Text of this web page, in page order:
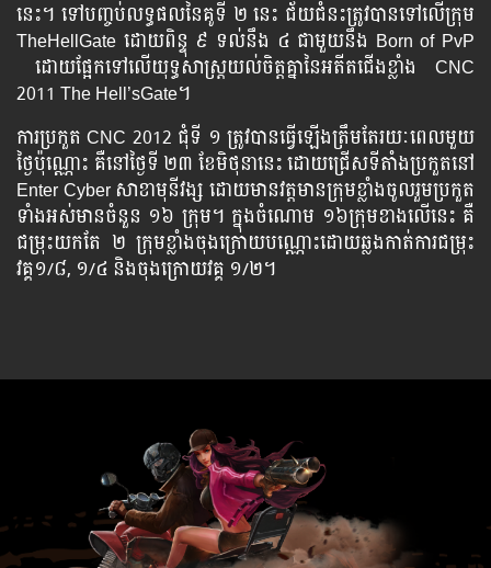
នេះ។ ទៅ​បញ្ចប់​លទ្ធផល​នៃ​គូ​ទី ២ នេះ ជ័យ​ជំនះ​ត្រូវ​បាន​ទៅ​លើក្រុម
TheHellGate ដោយ​ពិន្ទុ ៩ ទល់​នឹង ៤ ជាមួយ​នឹង Born of PvP
ដោយ​ផ្អែក​ទៅ​លើ​យុទ្ធសាស្រ្ដយល់​ចិត្ត​គ្នា​នៃ​អតីត​ជើង​ខ្លាំង CNC
2011 The Hell’sGate។
ការ​ប្រកួត​ CNC 2012 ជុំ​ទី ១ ត្រូវ​បាន​ធ្វើ​ឡើង​ត្រឹម​តែ​រយៈ​ពេល​មួយ​
ថ្ងៃ​ប៉ុណ្ណោះ​ គឺ​នៅ​ថ្ងៃ​ទី ២៣ ខែមិថុនា​នេះ ដោយ​ជ្រើស​ទី​តាំង​ប្រកួត​នៅ
Enter Cyber សាខា​មុនីវង្ស​ ដោយ​មាន​វត្តមាន​ក្រុម​ខ្លាំង​ចូល​រួម​ប្រកួត​
ទាំង​អស់​មាន​ចំនួន ១៦ ក្រុម។ ក្នុង​ចំណោម ១៦ក្រុម​ខាង​លើ​នេះ គឺ​
ជម្រុះ​យក​តែ ២ ក្រុម​ខ្លាំង​ចុងក្រោយ​បណ្ណោះ​ដោយ​ឆ្លងកាត់​ការ​ជម្រុះ​
វគ្គ១/៨, ១/៤ និង​ចុងក្រោយ​វគ្គ ១/២។